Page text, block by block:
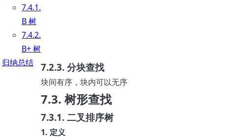
7.4.1.
B 树
7.4.2.
B+ 树
归纳总结
o
v
er
2
}
7.2.3. 分块查找
块间有序，块内可以无序
7.3. 树形查找
7.3.1. 二叉排序树
1. 定义